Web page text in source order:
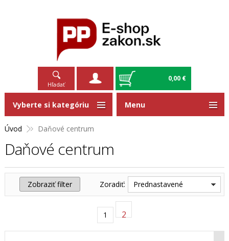
Hľadať
0,00 €
Úvod Daňové centrum
Daňové centrum
Zobraziť filter Zoradiť: Prednastavené
1 2
Vyberte si kategóriu Menu